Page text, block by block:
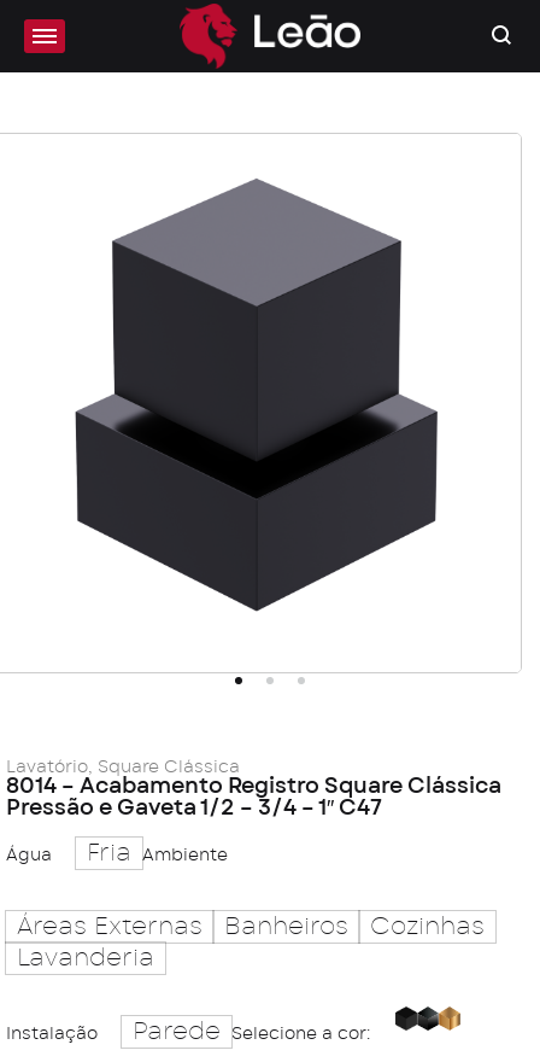
Lavatório, Square Clássica
8014 – Acabamento Registro Square Clássica
Pressão e Gaveta 1/2 – 3/4 – 1″ C47
Água Fria Ambiente
Áreas Externas Banheiros
Cozinhas
Lavanderia
Instalação Parede Selecione a cor: BlackCarbon